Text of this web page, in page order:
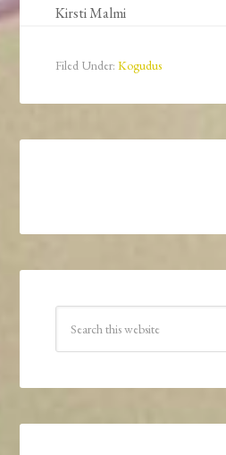
Kirsti Malmi
Filed Under:Kogudus